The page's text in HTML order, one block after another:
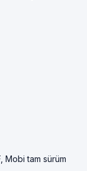
Mobi tam sürüm